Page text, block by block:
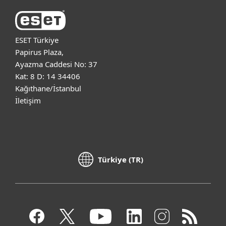
ESET Türkiye
Papirus Plaza,
Ayazma Caddesi No: 37
Kat: 8 D: 14 34406
Kağıthane/İstanbul
İletişim
Türkiye (TR)